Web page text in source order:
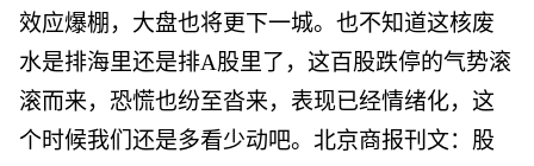
效应爆棚，大盘也将更下一城。也不知道这核废
水是排海里还是排A股里了，这百股跌停的气势滚
滚而来，恐慌也纷至沓来，表现已经情绪化，这
个时候我们还是多看少动吧。北京商报刊文：股